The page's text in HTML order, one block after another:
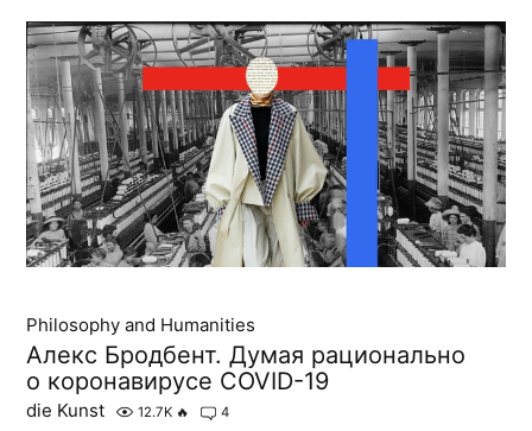
Philosophy and Humanities
Алекс Бродбент. Думая рационально
о коронавирусе COVID-19
die Kunst 12.7K 🔥 4